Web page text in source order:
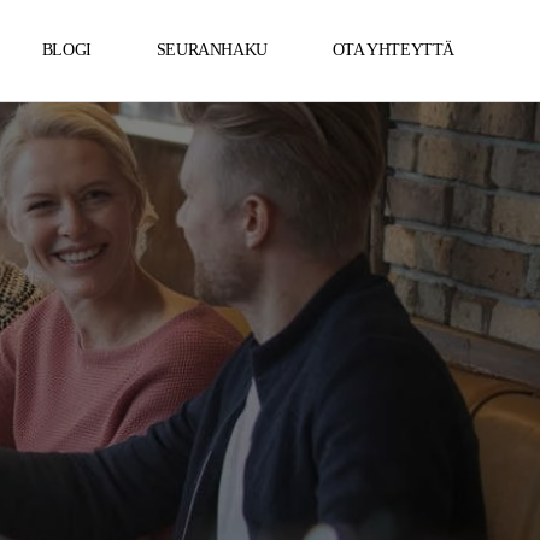
BLOGI SEURANHAKU OTA YHTEYTTÄ